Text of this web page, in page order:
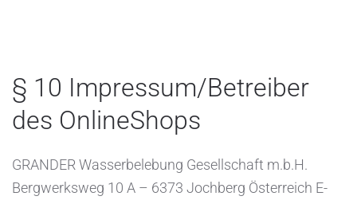
§ 10 Impressum/Betreiber
des OnlineShops
GRANDER Wasserbelebung Gesellschaft m.b.H.
Bergwerksweg 10 A – 6373 Jochberg Österreich E-